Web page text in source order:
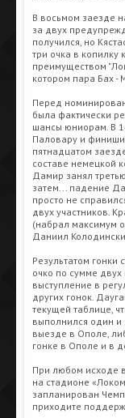
В восьмом заезде
за двух
получился, но
три очка в
преимуществом
котором пара Бах -
Перед
была фактически
шансы юниорам. В
Паловару и
пятнадцатом
составе немецкой
Дамир занял
затем... падение
просто не
двух участников.
(набрал максимум
Даниил
Результатом гонки
очко по сумме двух
выступление в
других гонок.
текущей таблице,
выполнился один
выезде в Ополе,
гонке в Ополе и в
При любом исходе
на стадионе
запланирован
приходите